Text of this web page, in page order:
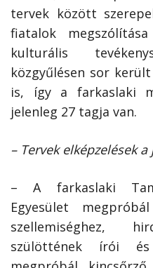
tervek között
fiatalok
kulturális
közgyűlésen sor
is, így a farkaslaki
jelenleg 27 tagja van.
– Tervek elképzelések a
– A farkaslaki
Egyesület
szellemiséghez,
szülöttének írói és